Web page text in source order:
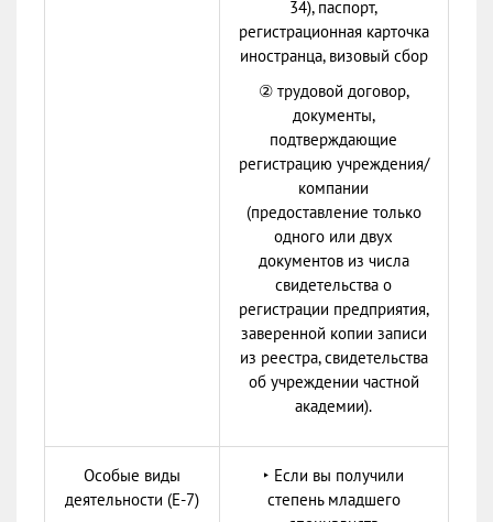
34), паспорт,
регистрационная карточка
иностранца, визовый сбор
② трудовой договор,
документы,
подтверждающие
регистрацию учреждения/
компании
(предоставление только
одного или двух
документов из числа
свидетельства о
регистрации предприятия,
заверенной копии записи
из реестра, свидетельства
об учреждении частной
академии).
Особые виды
деятельности (Е-7)
‣ Если вы получили
степень младшего